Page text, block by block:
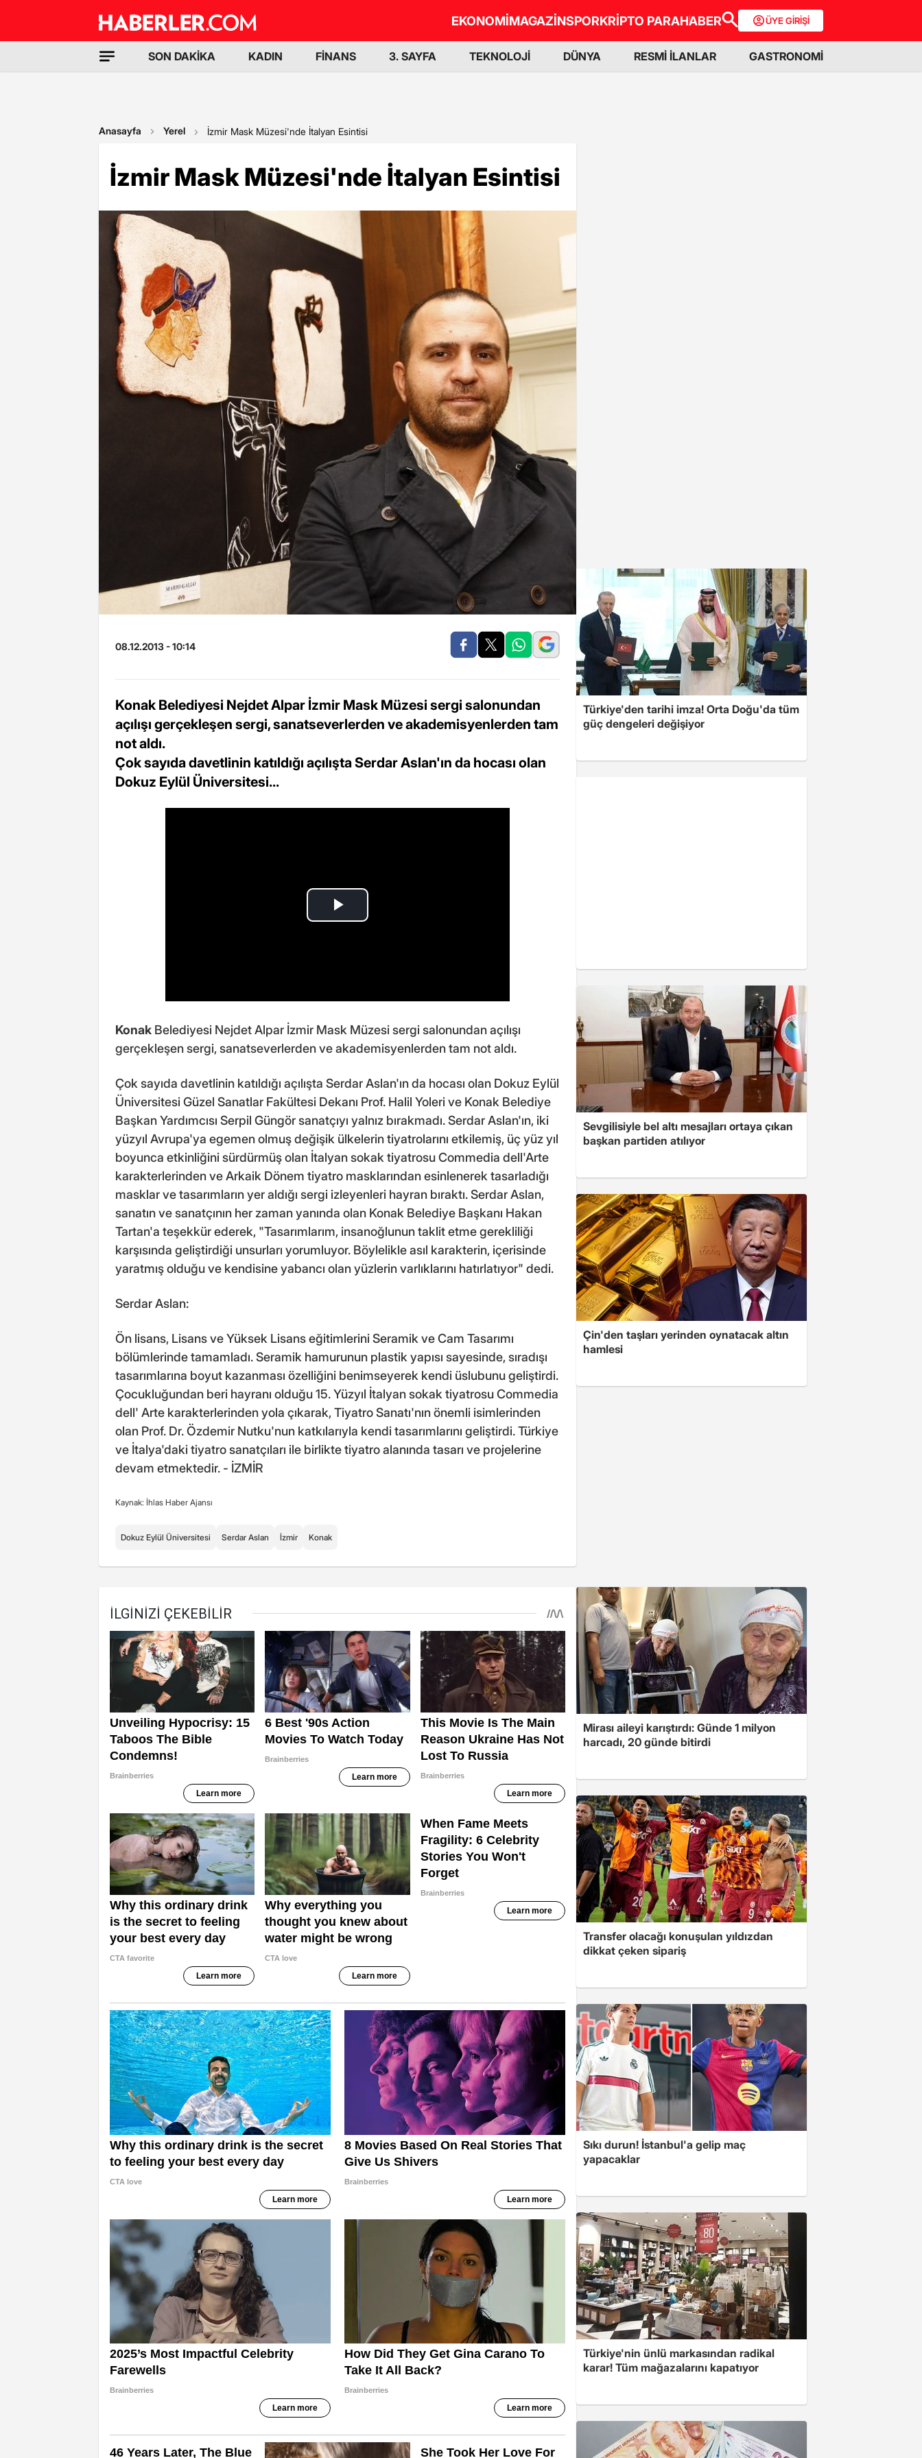
EKONOMİMAGAZİNSPORKRİPTO PARAHABER ÜYE GİRİŞİ
SON DAKİKA KADIN FİNANS 3. SAYFA TEKNOLOJİ DÜNYA RESMİ İLANLAR GASTRONOMİ
Anasayfa Yerel İzmir Mask Müzesi'nde İtalyan Esintisi
İzmir Mask Müzesi'nde İtalyan Esintisi
08.12.2013 - 10:14
Konak Belediyesi Nejdet Alpar İzmir Mask Müzesi sergi salonundan
açılışı gerçekleşen sergi, sanatseverlerden ve akademisyenlerden tam
not aldı.
Çok sayıda davetlinin katıldığı açılışta Serdar Aslan'ın da hocası olan
Dokuz Eylül Üniversitesi...
Konak Belediyesi Nejdet Alpar İzmir Mask Müzesi sergi salonundan açılışı
gerçekleşen sergi, sanatseverlerden ve akademisyenlerden tam not aldı.
Çok sayıda davetlinin katıldığı açılışta Serdar Aslan'ın da hocası olan Dokuz Eylül
Üniversitesi Güzel Sanatlar Fakültesi Dekanı Prof. Halil Yoleri ve Konak Belediye
Başkan Yardımcısı Serpil Güngör sanatçıyı yalnız bırakmadı. Serdar Aslan'ın, iki
yüzyıl Avrupa'ya egemen olmuş değişik ülkelerin tiyatrolarını etkilemiş, üç yüz yıl
boyunca etkinliğini sürdürmüş olan İtalyan sokak tiyatrosu Commedia dell'Arte
karakterlerinden ve Arkaik Dönem tiyatro masklarından esinlenerek tasarladığı
masklar ve tasarımların yer aldığı sergi izleyenleri hayran bıraktı. Serdar Aslan,
sanatın ve sanatçının her zaman yanında olan Konak Belediye Başkanı Hakan
Tartan'a teşekkür ederek, "Tasarımlarım, insanoğlunun taklit etme gerekliliği
karşısında geliştirdiği unsurları yorumluyor. Böylelikle asıl karakterin, içerisinde
yaratmış olduğu ve kendisine yabancı olan yüzlerin varlıklarını hatırlatıyor" dedi.
Serdar Aslan:
Ön lisans, Lisans ve Yüksek Lisans eğitimlerini Seramik ve Cam Tasarımı
bölümlerinde tamamladı. Seramik hamurunun plastik yapısı sayesinde, sıradışı
tasarımlarına boyut kazanması özelliğini benimseyerek kendi üslubunu geliştirdi.
Çocukluğundan beri hayranı olduğu 15. Yüzyıl İtalyan sokak tiyatrosu Commedia
dell' Arte karakterlerinden yola çıkarak, Tiyatro Sanatı'nın önemli isimlerinden
olan Prof. Dr. Özdemir Nutku'nun katkılarıyla kendi tasarımlarını geliştirdi. Türkiye
ve İtalya'daki tiyatro sanatçıları ile birlikte tiyatro alanında tasarı ve projelerine
devam etmektedir. - İZMİR
Kaynak: İhlas Haber Ajansı
Dokuz Eylül Üniversitesi Serdar Aslan İzmir Konak
Türkiye'den tarihi imza! Orta Doğu'da tüm
güç dengeleri değişiyor
Sevgilisiyle bel altı mesajları ortaya çıkan
başkan partiden atılıyor
Çin'den taşları yerinden oynatacak altın
hamlesi
Mirası aileyi karıştırdı: Günde 1 milyon
harcadı, 20 günde bitirdi
Transfer olacağı konuşulan yıldızdan
dikkat çeken sipariş
Sıkı durun! İstanbul'a gelip maç
yapacaklar
Türkiye'nin ünlü markasından radikal
karar! Tüm mağazalarını kapatıyor